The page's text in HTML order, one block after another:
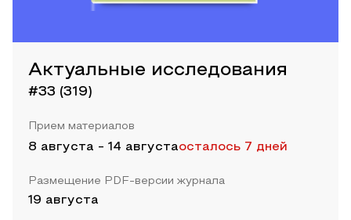
Актуальные исследования
#33 (319)
Прием материалов
8 августа - 14 августаосталось 7 дней
Размещение PDF-версии журнала
19 августа